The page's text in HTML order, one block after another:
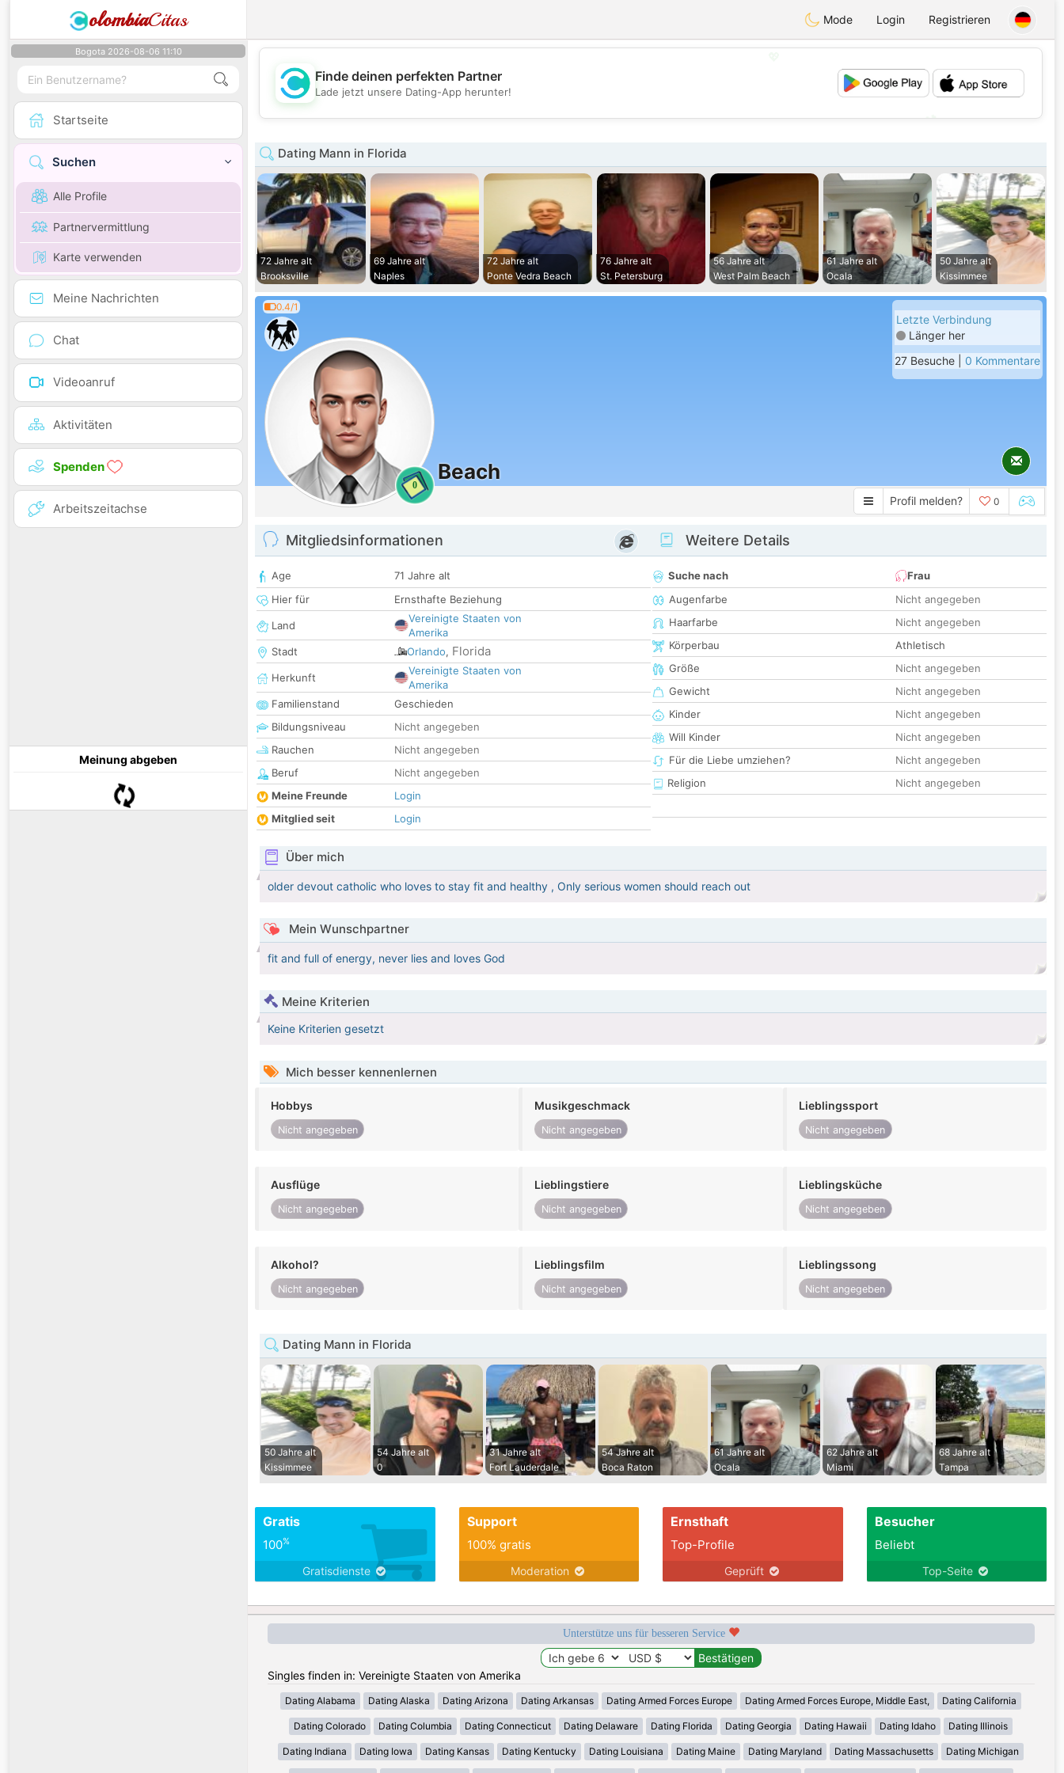
olombiaCitas Mode Login Registrieren
Bogota 2026-08-06 11:10
Startseite
Suchen
Alle Profile
Partnervermittlung
Karte verwenden
Meine Nachrichten
Chat
Videoanruf
Aktivitäten
Spenden
Arbeitszeitachse
Meinung abgeben
💕
Finde deinen perfekten Partner
Lade jetzt unsere Dating-App herunter!
Dating Mann in Florida
72 Jahre alt
Brooksville
69 Jahre alt
Naples
72 Jahre alt
Ponte Vedra Beach
76 Jahre alt
St. Petersburg
56 Jahre alt
West Palm Beach
61 Jahre alt
Ocala
50 Jahre alt
Kissimmee
0.4/1
0
Beach
Letzte Verbindung
Länger her
27 Besuche | 0 Kommentare
Profil melden? 0
Mitgliedsinformationen
Age
71 Jahre alt
Hier für
Ernsthafte Beziehung
Land
Vereinigte Staaten von
Amerika
Stadt
Orlando, Florida
Herkunft
Vereinigte Staaten von
Amerika
Familienstand
Geschieden
Bildungsniveau
Nicht angegeben
Rauchen
Nicht angegeben
Beruf
Nicht angegeben
Meine Freunde
Login
Mitglied seit
Login
Weitere Details
Suche nach
Frau
Augenfarbe
Nicht angegeben
Haarfarbe
Nicht angegeben
Körperbau
Athletisch
Größe
Nicht angegeben
Gewicht
Nicht angegeben
Kinder
Nicht angegeben
Will Kinder
Nicht angegeben
Für die Liebe umziehen?
Nicht angegeben
Religion
Nicht angegeben
Über mich
older devout catholic who loves to stay fit and healthy , Only serious women should reach out
Mein Wunschpartner
fit and full of energy, never lies and loves God
Meine Kriterien
Keine Kriterien gesetzt
Mich besser kennenlernen
Hobbys
Nicht angegeben
Musikgeschmack
Nicht angegeben
Lieblingssport
Nicht angegeben
Ausflüge
Nicht angegeben
Lieblingstiere
Nicht angegeben
Lieblingsküche
Nicht angegeben
Alkohol?
Nicht angegeben
Lieblingsfilm
Nicht angegeben
Lieblingssong
Nicht angegeben
Dating Mann in Florida
50 Jahre alt
Kissimmee
54 Jahre alt
0
31 Jahre alt
Fort Lauderdale
54 Jahre alt
Boca Raton
61 Jahre alt
Ocala
62 Jahre alt
Miami
68 Jahre alt
Tampa
Gratis
100%
Gratisdienste
Support
100% gratis
Moderation
Ernsthaft
Top-Profile
Geprüft
Besucher
Beliebt
Top-Seite
Unterstütze uns für besseren Service
Singles finden in: Vereinigte Staaten von Amerika
Dating Alabama Dating Alaska Dating Arizona Dating Arkansas Dating Armed Forces Europe Dating Armed Forces Europe, Middle East, Dating California
Dating Colorado Dating Columbia Dating Connecticut Dating Delaware Dating Florida Dating Georgia Dating Hawaii Dating Idaho Dating Illinois
Dating Indiana Dating Iowa Dating Kansas Dating Kentucky Dating Louisiana Dating Maine Dating Maryland Dating Massachusetts Dating Michigan